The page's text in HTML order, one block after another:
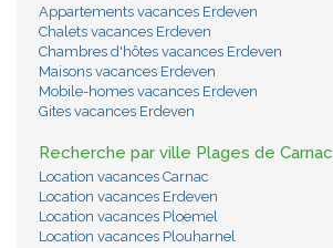
Appartements vacances Erdeven
Chalets vacances Erdeven
Chambres d'hôtes vacances Erdeven
Maisons vacances Erdeven
Mobile-homes vacances Erdeven
Gites vacances Erdeven
Recherche par ville Plages de Carnac
Location vacances Carnac
Location vacances Erdeven
Location vacances Ploemel
Location vacances Plouharnel